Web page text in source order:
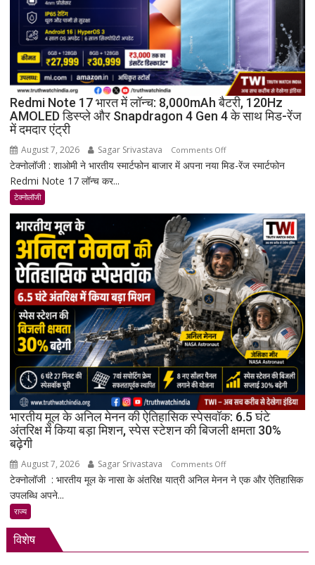
Redmi Note 17 भारत में लॉन्च: 8,000mAh बैटरी, 120Hz
AMOLED डिस्प्ले और Snapdragon 4 Gen 4 के साथ मिड-रेंज
में दमदार एंट्री
August 7, 2026 Sagar Srivastava Comments Offon
Redmi
में
लॉन्च:
8,000mAh
बैटरी,
120Hz
AMOLED
डिस्प्ले
और
Snapdragon
4
Gen
4
के
साथ
रेंज
टेक्नोलॉजी : शाओमी ने भारतीय स्मार्टफोन बाजार में अपना नया मिड-रेंज स्मार्टफोन
Redmi Note 17 लॉन्च कर...
टेक्नोलॉजी
भारतीय मूल के अनिल मेनन की ऐतिहासिक स्पेसवॉक: 6.5 घंटे
अंतरिक्ष में किया बड़ा मिशन, स्पेस स्टेशन की बिजली क्षमता 30%
बढ़ेगी
August 7, 2026 Sagar Srivastava Comments Offon
भारतीय
टेक्नोलॉजी : भारतीय मूल के नासा के अंतरिक्ष यात्री अनिल मेनन ने एक और ऐतिहासिक
उपलब्धि अपने...
राज्य
विशेष